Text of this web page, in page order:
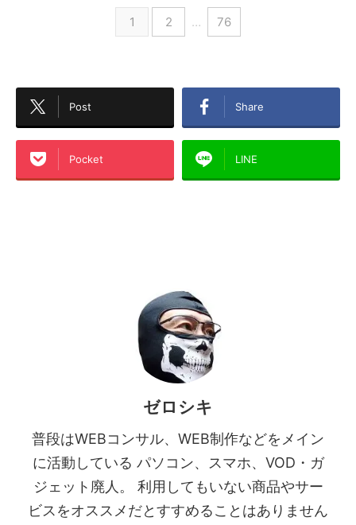
1 2 … 76
Post Share
Pocket LINE
ゼロシキ
普段はWEBコンサル、WEB制作などをメイン
に活動している パソコン、スマホ、VOD・ガ
ジェット廃人。 利用してもいない商品やサー
ビスをオススメだとすすめることはありません